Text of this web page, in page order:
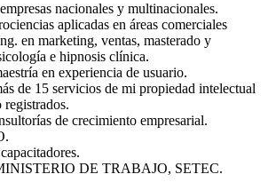
nacionales y multinacionales.
aplicadas en áreas comerciales
en marketing, ventas, masterado y
e hipnosis clínica.
en experiencia de usuario.
de 15 servicios de mi propiedad intelectual
registrados.
de crecimiento empresarial.
DE TRABAJO, SETEC.